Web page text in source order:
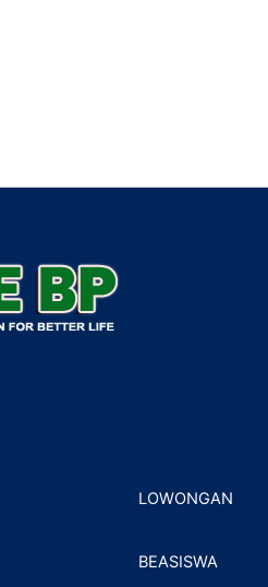
LOWONGAN
BEASISWA